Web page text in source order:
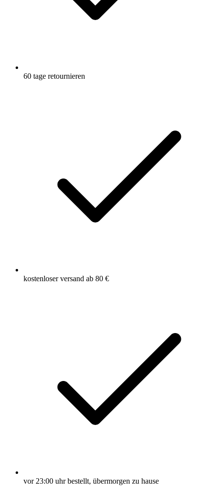
60 tage retournieren
kostenloser versand ab 80 €
vor 23:00 uhr bestellt, übermorgen zu hause